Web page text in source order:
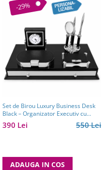
-29%
Set de Birou Luxury Business Desk
Black – Organizator Executiv cu
Ceas și Accesorii
550 Lei
390 Lei
ADAUGA IN COS